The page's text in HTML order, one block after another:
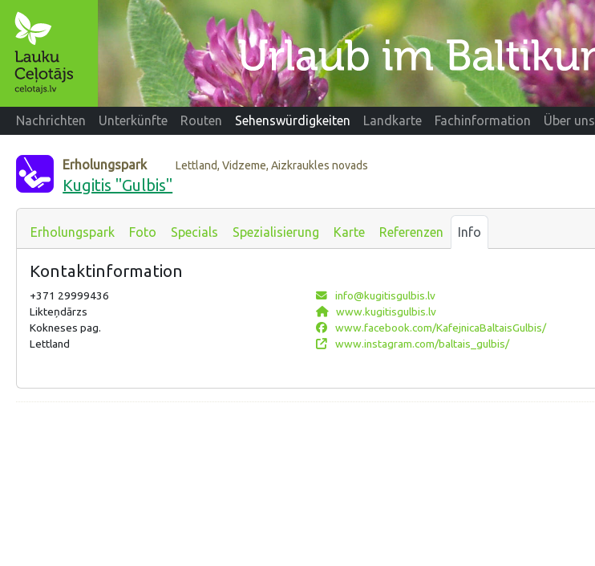
Nachrichten Unterkünfte Routen Sehenswürdigkeiten Landkarte Fachinformation Über uns
Erholungspark Lettland, Vidzeme, Aizkraukles novads
Kugitis "Gulbis"
Erholungspark Foto Specials Spezialisierung Karte Referenzen Info
Kontaktinformation
+371 29999436
Likteņdārzs
Kokneses pag.
Lettland
info@kugitisgulbis.lv
www.kugitisgulbis.lv
www.facebook.com/KafejnicaBaltaisGulbis/
www.instagram.com/baltais_gulbis/